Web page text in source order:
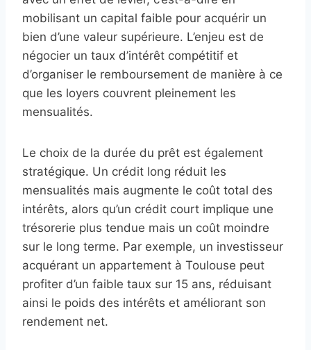
mobilisant un capital faible pour acquérir un
bien d’une valeur supérieure. L’enjeu est de
négocier un taux d’intérêt compétitif et
d’organiser le remboursement de manière à ce
que les loyers couvrent pleinement les
mensualités.
Le choix de la durée du prêt est également
stratégique. Un crédit long réduit les
mensualités mais augmente le coût total des
intérêts, alors qu’un crédit court implique une
trésorerie plus tendue mais un coût moindre
sur le long terme. Par exemple, un investisseur
acquérant un appartement à Toulouse peut
profiter d’un faible taux sur 15 ans, réduisant
ainsi le poids des intérêts et améliorant son
rendement net.